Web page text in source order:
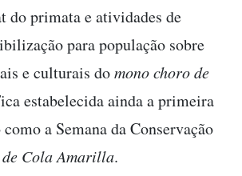
do primata e atividades de
para população sobre
e culturais domono choro de
estabelecida ainda a primeira
a Semana da Conservação
Cola Amarilla.